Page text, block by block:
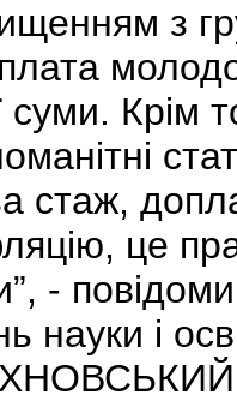
з
суми. Крім
стаж,
це
-
науки і